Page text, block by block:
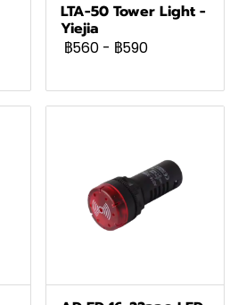
LTA-50 Tower Light -
Yiejia
฿560 - ฿590